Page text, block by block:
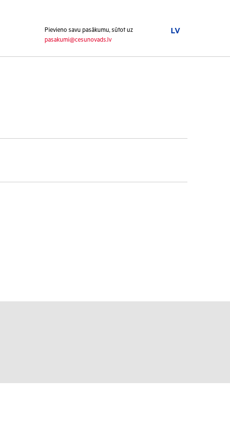
LV
Pievieno savu pasākumu, sūtot uz
pasakumi@cesunovads.lv